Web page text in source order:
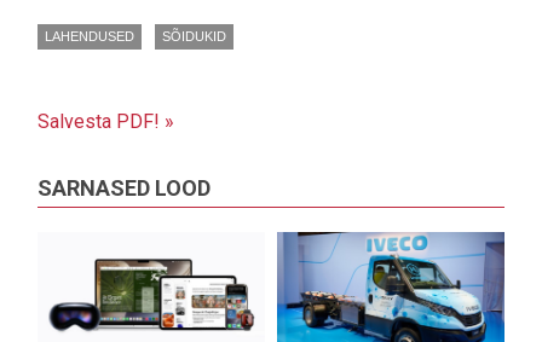
LAHENDUSED SÕIDUKID
Salvesta PDF! »
SARNASED LOOD